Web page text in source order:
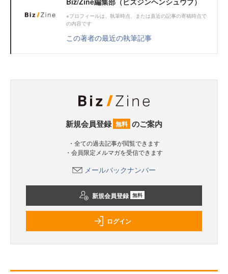
※プロフィールは、執筆時点、または直近の記事の寄稿時点で
の内容です
この著者の最近の執筆記事
新規会員登録 無料 のご案内
・全ての過去記事が閲覧できます
・会員限定メルマガを受信できます
メールバックナンバー
新規会員登録 無料
ログイン